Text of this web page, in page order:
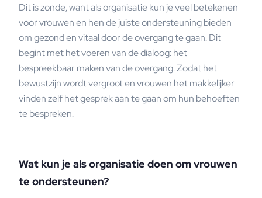
Dit is zonde, want als organisatie kun je veel betekenen
voor vrouwen en hen de juiste ondersteuning bieden
om gezond en vitaal door de overgang te gaan. Dit
begint met het voeren van de dialoog: het
bespreekbaar maken van de overgang. Zodat het
bewustzijn wordt vergroot en vrouwen het makkelijker
vinden zelf het gesprek aan te gaan om hun behoeften
te bespreken.
Wat kun je als organisatie doen om vrouwen
te ondersteunen?